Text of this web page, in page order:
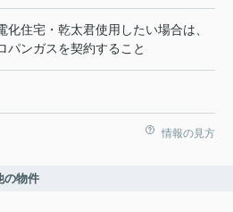
化住宅・乾太君使用したい場合は、
パンガスを契約すること
情報の見方
の物件